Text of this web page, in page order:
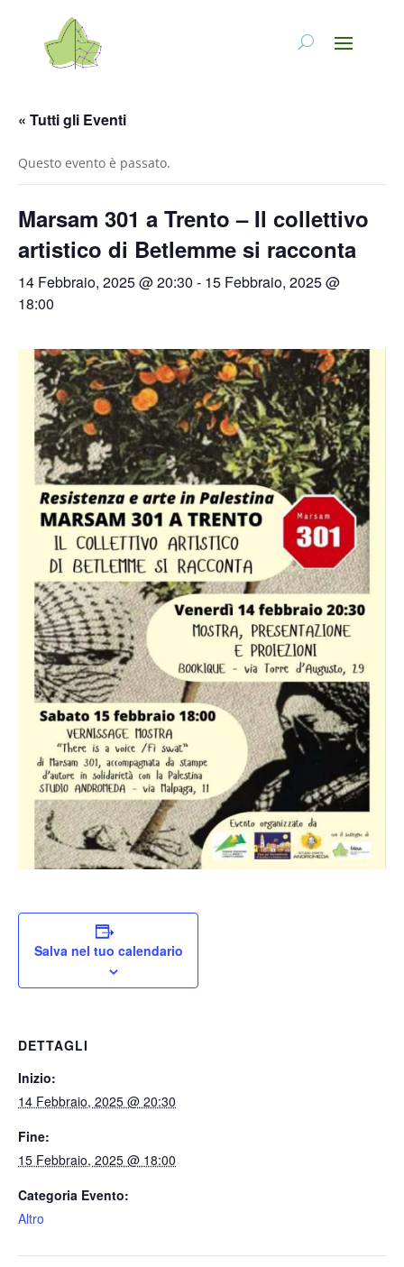
« Tutti gli Eventi
Questo evento è passato.
Marsam 301 a Trento – Il collettivo
artistico di Betlemme si racconta
14 Febbraio, 2025 @ 20:30 - 15 Febbraio, 2025 @
18:00
Salva nel tuo calendario
DETTAGLI
Inizio:
14 Febbraio, 2025 @ 20:30
Fine:
15 Febbraio, 2025 @ 18:00
Categoria Evento:
Altro